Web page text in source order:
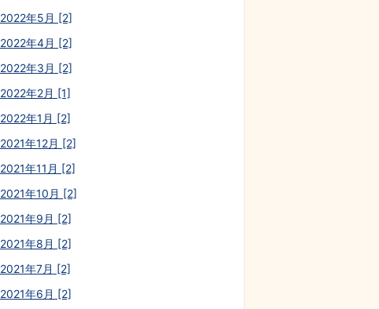
2022年5月 [2]
2022年4月 [2]
2022年3月 [2]
2022年2月 [1]
2022年1月 [2]
2021年12月 [2]
2021年11月 [2]
2021年10月 [2]
2021年9月 [2]
2021年8月 [2]
2021年7月 [2]
2021年6月 [2]